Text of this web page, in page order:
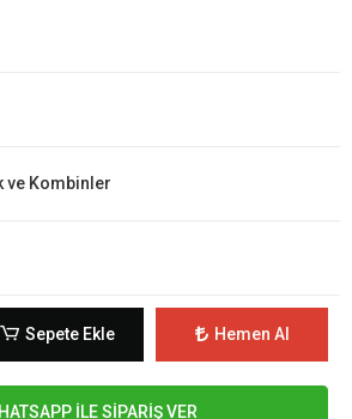
ve Kombinler
Sepete Ekle Hemen Al
İLE SİPARİŞ VER